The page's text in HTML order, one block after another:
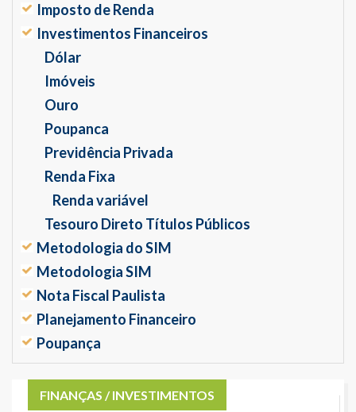
Imposto de Renda
Investimentos Financeiros
Dólar
Imóveis
Ouro
Poupanca
Previdência Privada
Renda Fixa
Renda variável
Tesouro Direto Títulos Públicos
Metodologia do SIM
Metodologia SIM
Nota Fiscal Paulista
Planejamento Financeiro
Poupança
FINANÇAS / INVESTIMENTOS